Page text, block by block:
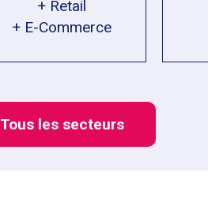
+ Retail
+ E-Commerce
Tous les secteurs